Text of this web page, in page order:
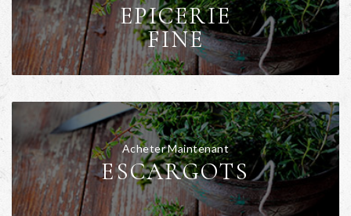
EPICERIE
FINE
Acheter Maintenant
ESCARGOTS